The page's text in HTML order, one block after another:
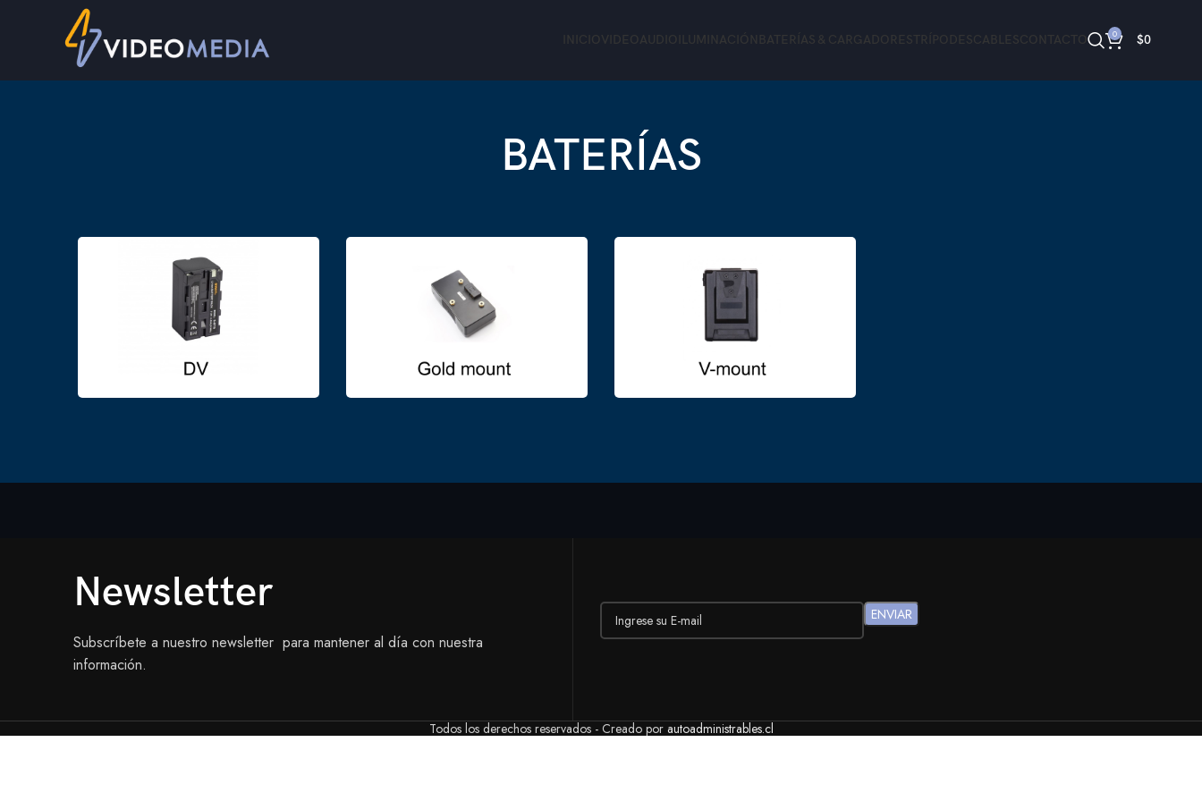
INICIOVIDEOAUDIO ILUMINACIÓN BATERÍAS & CARGADORESTRÍPODESCABLESCONTACTO 0 $0
BATERÍAS
Newsletter
Subscríbete a nuestro newsletter para mantener al día con nuestra
información.
Todos los derechos reservados - Creado por autoadministrables.cl